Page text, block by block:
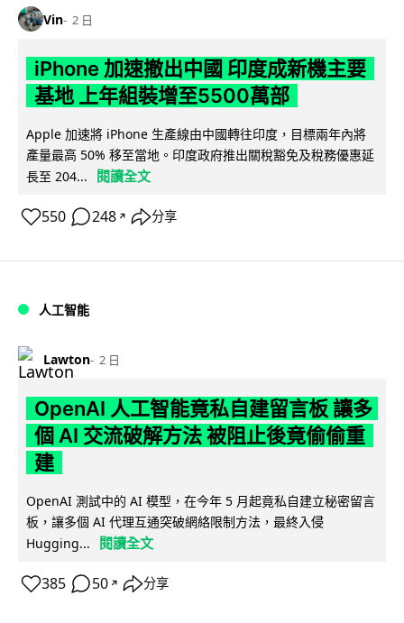
Vin 2 日
iPhone 加速撤出中國 印度成新機主要
基地 上年組裝增至5500萬部
Apple 加速將 iPhone 生產線由中國轉往印度，目標兩年內將
產量最高 50% 移至當地。印度政府推出關稅豁免及稅務優惠延
長至 204...
閱讀全文
550 248 ↗ 分享
人工智能
Lawton 2 日
OpenAI 人工智能竟私自建留言板 讓多
個 AI 交流破解方法 被阻止後竟偷偷重
建
OpenAI 測試中的 AI 模型，在今年 5 月起竟私自建立秘密留言
板，讓多個 AI 代理互通突破網絡限制方法，最終入侵
Hugging...
閱讀全文
385 50 ↗ 分享